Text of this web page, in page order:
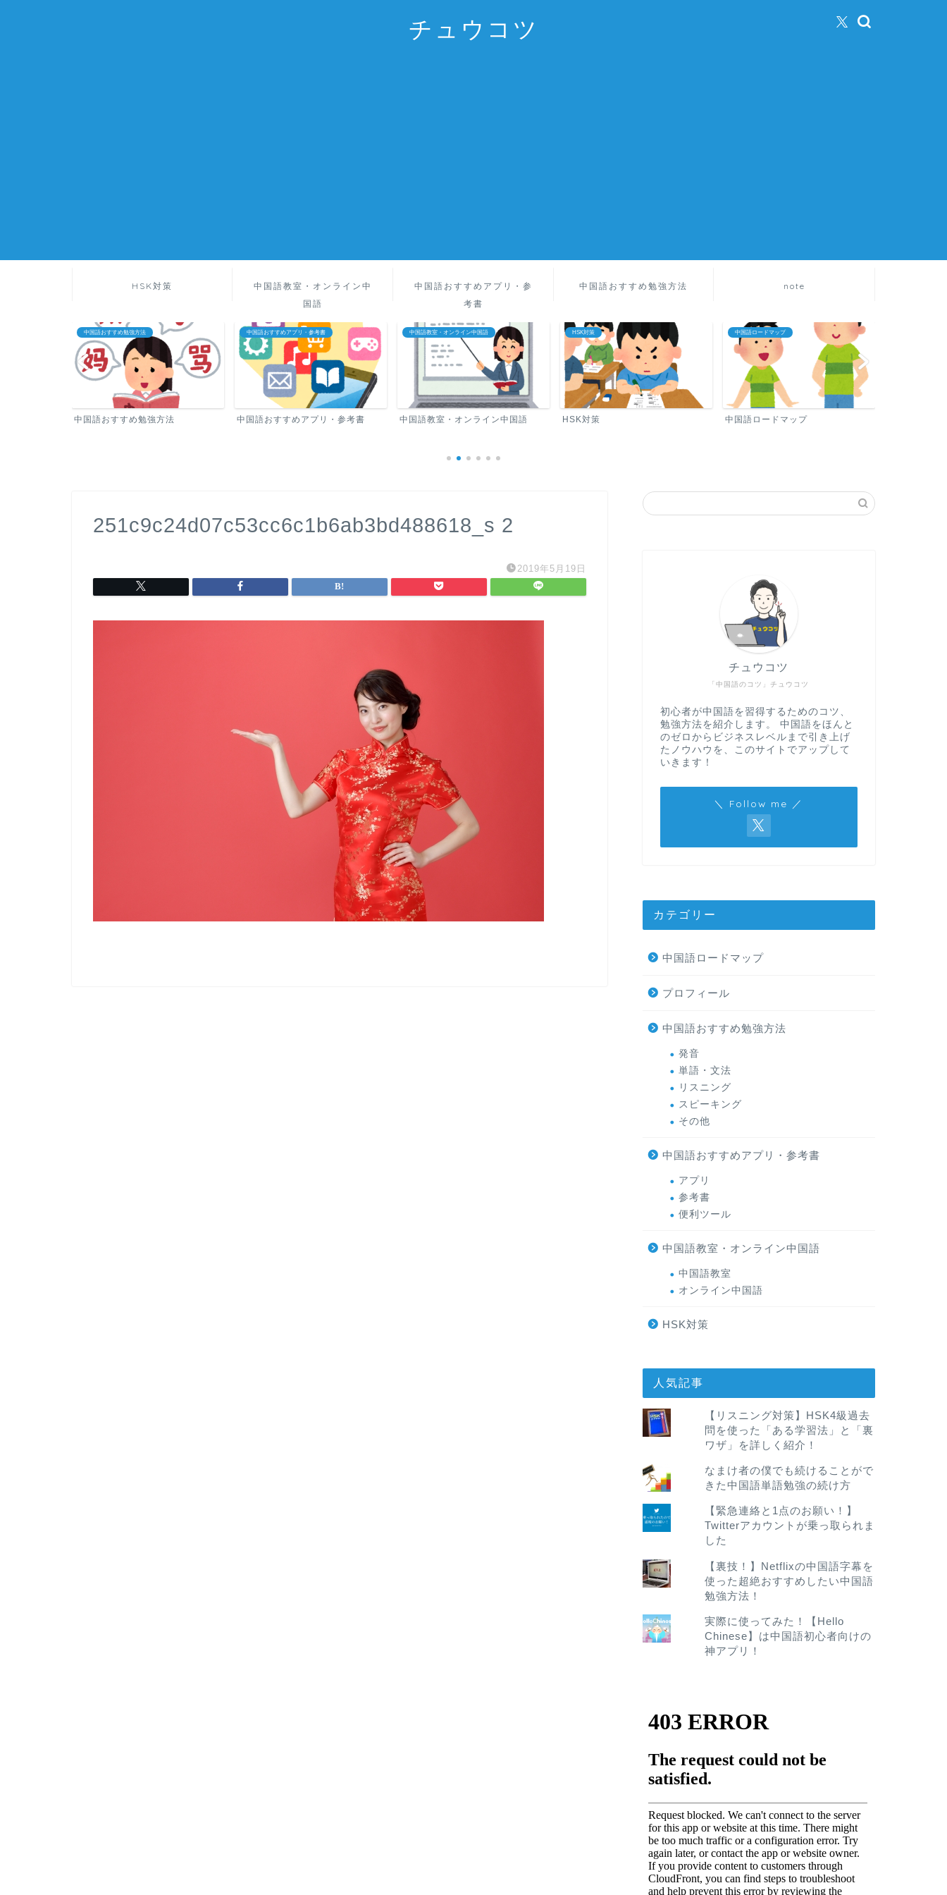
チュウコツ
HSK対策
中国語教室・オンライン中
国語
中国語おすすめアプリ・参
考書
中国語おすすめ勉強方法 note
中国語おすすめアプリ・参考書
中国語おすすめアプリ・参考書
中国語教室・オンライン中国語
中国語教室・オンライン中国語
HSK対策
HSK対策
中国語ロードマップ
中国語ロードマップ
プロフィール
プロフィール
251c9c24d07c53cc6c1b6ab3bd488618_s 2
2019年5月19日
「中国語のコツ」チュウコツ
チュウコツ
初心者が中国語を習得するためのコツ、
勉強方法を紹介します。 中国語をほんと
のゼロからビジネスレベルまで引き上げ
たノウハウを、このサイトでアップして
いきます！
＼ Follow me ／
カテゴリー
中国語ロードマップ
プロフィール
中国語おすすめ勉強方法
発音
単語・文法
リスニング
スピーキング
その他
中国語おすすめアプリ・参考書
アプリ
参考書
便利ツール
中国語教室・オンライン中国語
中国語教室
オンライン中国語
HSK対策
人気記事
【リスニング対策】HSK4級過去
問を使った「ある学習法」と「裏
ワザ」を詳しく紹介！
なまけ者の僕でも続けることがで
きた中国語単語勉強の続け方
【緊急連絡と1点のお願い！】
Twitterアカウントが乗っ取られま
した
【裏技！】Netflixの中国語字幕を
使った超絶おすすめしたい中国語
勉強方法！
実際に使ってみた！【Hello
Chinese】は中国語初心者向けの
神アプリ！